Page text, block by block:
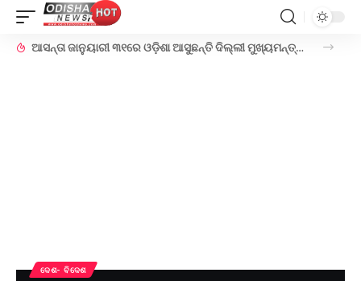
ଆସନ୍ତା ଜାନୁୟାରୀ ୩୧ରେ ଓଡ଼ିଶା ଆସୁଛନ୍ତି ଦିଲ୍ଲୀ ମୁଖ୍ୟମନ୍ତ୍ରୀ ଅରବିନ୍ଦ କେଜ୍ରିୱାଲ !
ଦେଶ- ବିଦେଶ